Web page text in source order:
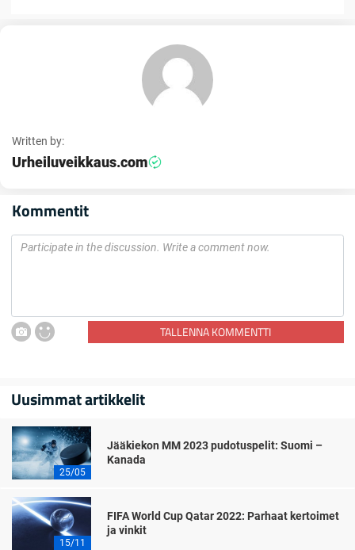
Written by:
Urheiluveikkaus.com
Kommentit
TALLENNA KOMMENTTI
Uusimmat artikkelit
25/05
Jääkiekon MM 2023 pudotuspelit: Suomi –
Kanada
15/11
FIFA World Cup Qatar 2022: Parhaat kertoimet
ja vinkit